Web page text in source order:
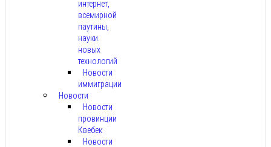
интернет,
всемирной
паутины,
науки.
новых
технологий
Новости
иммиграции
Новости
Новости
провинции
Квебек
Новости